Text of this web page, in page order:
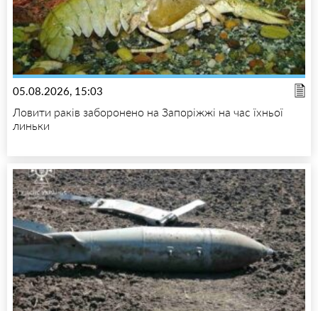
05.08.2026, 15:03
Ловити раків заборонено на Запоріжжі на час їхньої
линьки